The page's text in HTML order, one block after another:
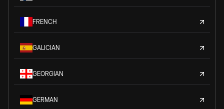
FRENCH
GALICIAN
GEORGIAN
GERMAN